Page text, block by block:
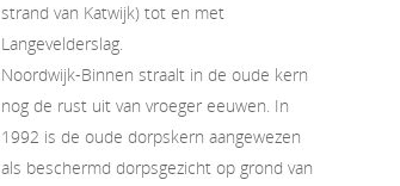
strand van Katwijk) tot en met
Langevelderslag.
Noordwijk-Binnen straalt in de oude kern
nog de rust uit van vroeger eeuwen. In
1992 is de oude dorpskern aangewezen
als beschermd dorpsgezicht op grond van